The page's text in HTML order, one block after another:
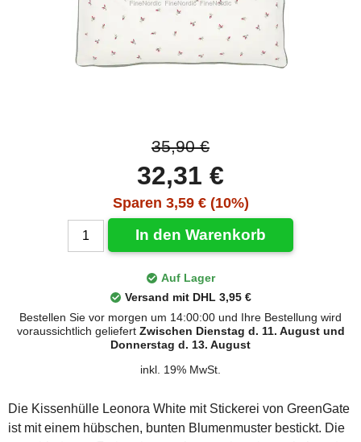
35,90 €
32,31 €
Sparen 3,59 € (10%)
In den Warenkorb
Auf Lager
Versand mit DHL 3,95 €
Bestellen Sie vor morgen um 14:00:00 und Ihre Bestellung wird
voraussichtlich geliefert Zwischen Dienstag d. 11. August und
Donnerstag d. 13. August
inkl. 19% MwSt.
Die Kissenhülle Leonora White mit Stickerei von GreenGate
ist mit einem hübschen, bunten Blumenmuster bestickt. Die